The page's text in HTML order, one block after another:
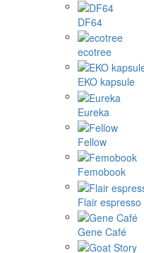
DF64
ecotree
EKO kapsule
Eureka
Fellow
Femobook
Flair espresso
Gene Café